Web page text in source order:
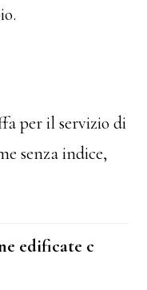
per il servizio di
senza indice,
edificate c